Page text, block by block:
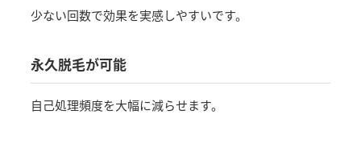
少ない回数で効果を実感しやすいです。
永久脱毛が可能
自己処理頻度を大幅に減らせます。